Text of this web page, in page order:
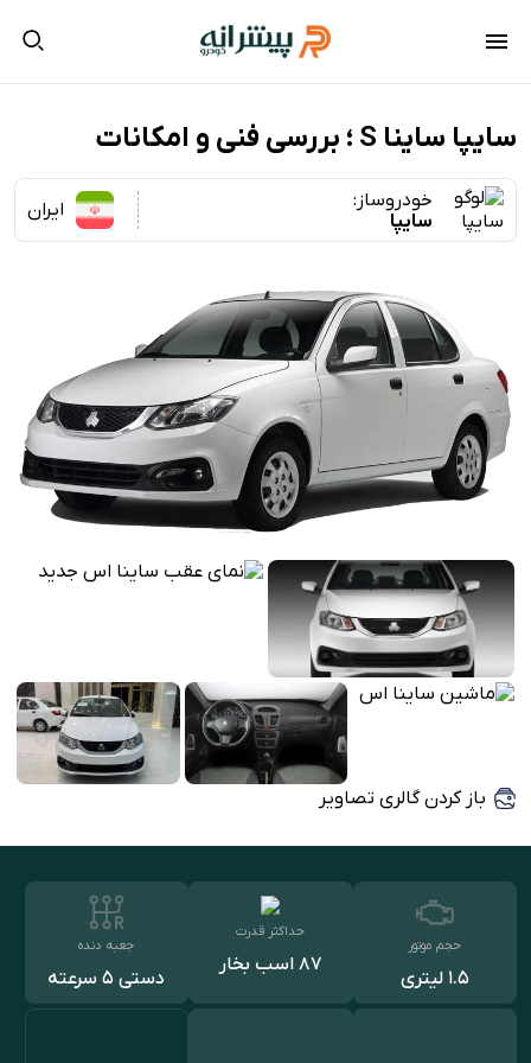
سایپا ساینا S ؛ بررسی فنی و امکانات
خودروساز:
سایپا
ایران
باز کردن گالری تصاویر
حجم موتور
1.5 لیتری
حداکثر قدرت
87 اسب بخار
جعبه دنده
دستی ۵ سرعته